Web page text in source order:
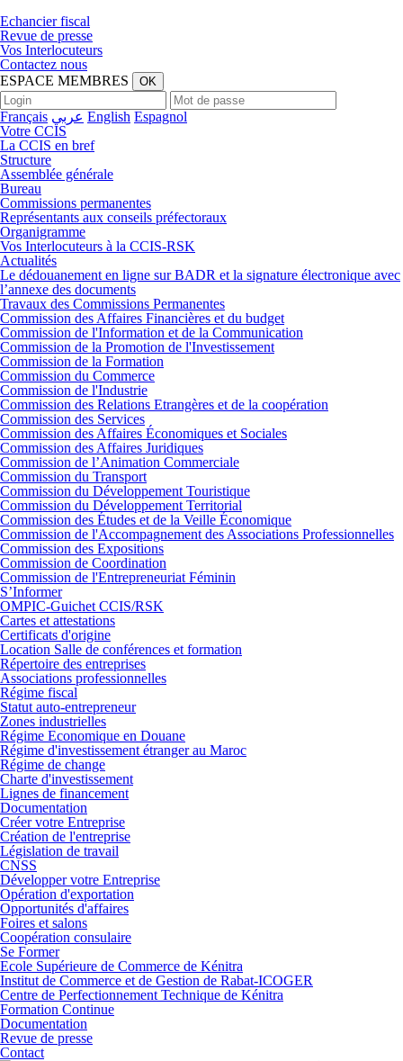
Echancier fiscal
Revue de presse
Vos Interlocuteurs
Contactez nous
ESPACE MEMBRES OK
Français عربي English Espagnol
Votre CCIS
La CCIS en bref
Structure
Assemblée générale
Bureau
Commissions permanentes
Représentants aux conseils préfectoraux
Organigramme
Vos Interlocuteurs à la CCIS-RSK
Actualités
Le dédouanement en ligne sur BADR et la signature électronique avec
l’annexe des documents
Travaux des Commissions Permanentes
Commission des Affaires Financières et du budget
Commission de l'Information et de la Communication
Commission de la Promotion de l'Investissement
Commission de la Formation
Commission du Commerce
Commission de l'Industrie
Commission des Relations Etrangères et de la coopération
Commission des Services
Commission des Affaires Économiques et Sociales
Commission des Affaires Juridiques
Commission de l’Animation Commerciale
Commission du Transport
Commission du Développement Touristique
Commission du Développement Territorial
Commission des Études et de la Veille Économique
Commission de l'Accompagnement des Associations Professionnelles
Commission des Expositions
Commission de Coordination
Commission de l'Entrepreneuriat Féminin
S’Informer
OMPIC-Guichet CCIS/RSK
Cartes et attestations
Certificats d'origine
Location Salle de conférences et formation
Répertoire des entreprises
Associations professionnelles
Régime fiscal
Statut auto-entrepreneur
Zones industrielles
Régime Economique en Douane
Régime d'investissement étranger au Maroc
Régime de change
Charte d'investissement
Lignes de financement
Documentation
Créer votre Entreprise
Création de l'entreprise
Législation de travail
CNSS
Développer votre Entreprise
Opération d'exportation
Opportunités d'affaires
Foires et salons
Coopération consulaire
Se Former
Ecole Supérieure de Commerce de Kénitra
Institut de Commerce et de Gestion de Rabat-ICOGER
Centre de Perfectionnement Technique de Kénitra
Formation Continue
Documentation
Revue de presse
Contact